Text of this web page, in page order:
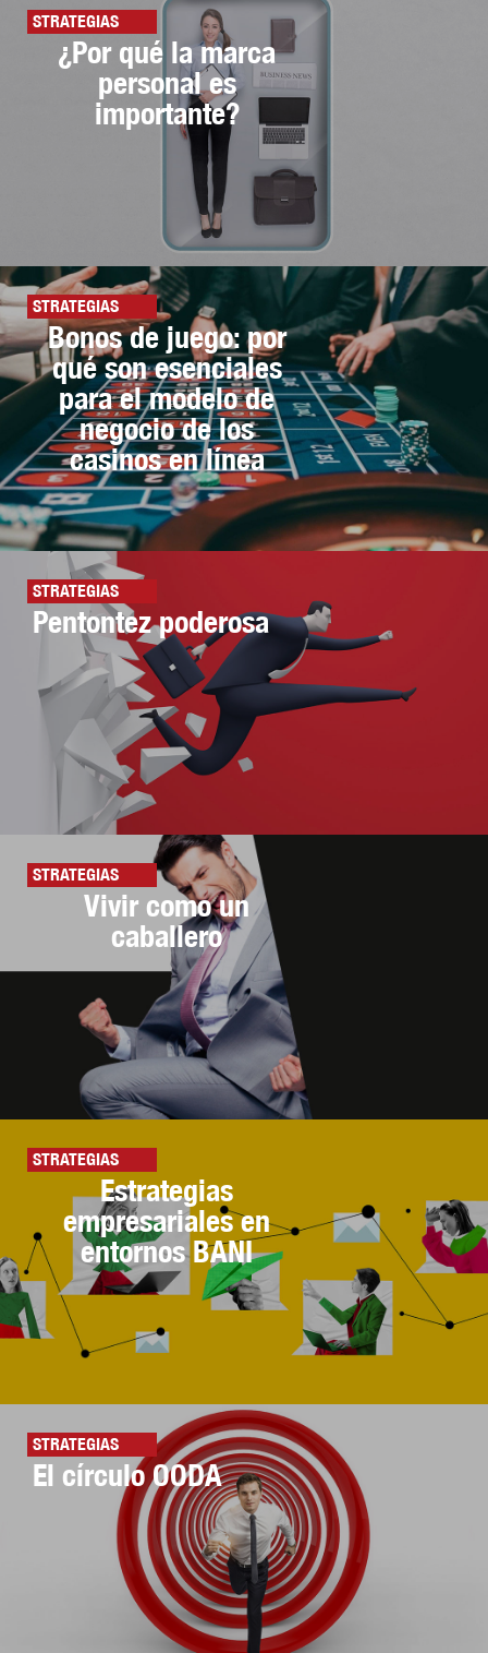
STRATEGIAS
¿Por qué la marca
personal es
importante?
STRATEGIAS
Bonos de juego: por
qué son esenciales
para el modelo de
negocio de los
casinos en línea
STRATEGIAS
Pentontez poderosa
STRATEGIAS
Vivir como un
caballero
STRATEGIAS
Estrategias
empresariales en
entornos BANI
STRATEGIAS
El círculo OODA